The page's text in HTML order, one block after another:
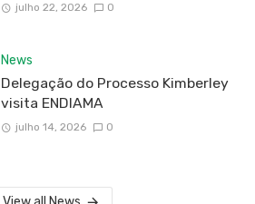
julho 22, 2026 0
News
Delegação do Processo Kimberley
visita ENDIAMA
julho 14, 2026 0